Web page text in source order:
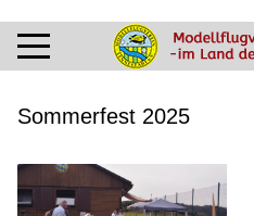
Sommerfest 2025